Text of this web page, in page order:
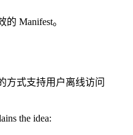
Manifest。
方式支持用户离线访问
the idea: